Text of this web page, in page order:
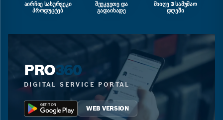
ᲐᲘᲠᲩᲘᲔ ᲡᲐᲡᲣᲠᲕᲔᲙᲘ
ᲞᲠᲝᲓᲣᲪᲢᲔᲑ
ᲨᲔᲣᲙᲕᲔᲗᲔ ᲓᲐ
ᲒᲐᲓᲐᲘᲮᲐᲓᲔ
ᲛᲘᲘᲦᲔ 3 ᲡᲐᲛᲣᲨᲐᲝ
ᲓᲦᲔᲨᲘ
PRO360
DIGITAL SERVICE PORTAL
WEB VERSION